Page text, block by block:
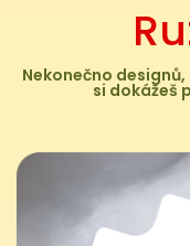
Nekonečno
si dokážeš